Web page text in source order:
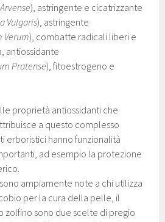
), astringente e cicatrizzante
Vulgaris), astringente
Verum), combatte radicali liberi e
antiossidante
Pratense), fitoestrogeno e
proprietà antiossidanti che
a questo complesso
erboristici hanno funzionalità
ad esempio la protezione
ampiamente note a chi utilizza
per la cura della pelle, il
zolfino sono due scelte di pregio